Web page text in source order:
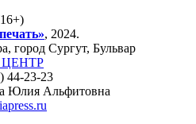
, 2024.
, город Сургут, Бульвар
44-23-23
Юлия Альфитовна